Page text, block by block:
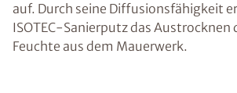
auf. Durch seine Diffusionsfähigkeit
ISOTEC-Sanierputz das Austrocknen
Feuchte aus dem Mauerwerk.